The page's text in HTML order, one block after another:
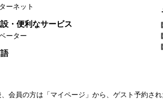
ーネット
・便利なサービス
ーター
会員の方は「マイページ」から、ゲスト予約さ